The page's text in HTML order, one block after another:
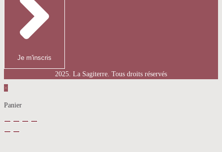
Je m'inscris
2025. La Sagiterre. Tous droits réservés
×
Panier